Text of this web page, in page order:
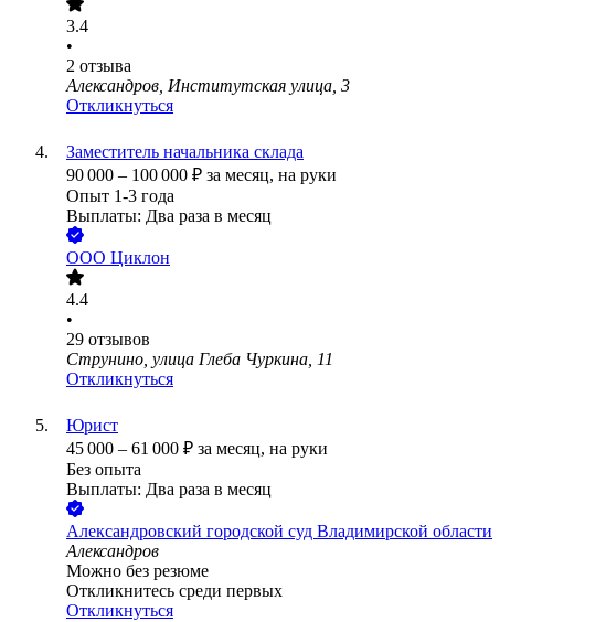
3.4
•
2 отзыва
Александров, Институтская улица, 3
Откликнуться
Заместитель начальника склада
90 000 – 100 000 ₽ за месяц, на руки
Опыт 1-3 года
Выплаты: Два раза в месяц
ООО Циклон
4.4
•
29 отзывов
Струнино, улица Глеба Чуркина, 11
Откликнуться
Юрист
45 000 – 61 000 ₽ за месяц, на руки
Без опыта
Выплаты: Два раза в месяц
Александровский городской суд Владимирской области
Александров
Можно без резюме
Откликнитесь среди первых
Откликнуться